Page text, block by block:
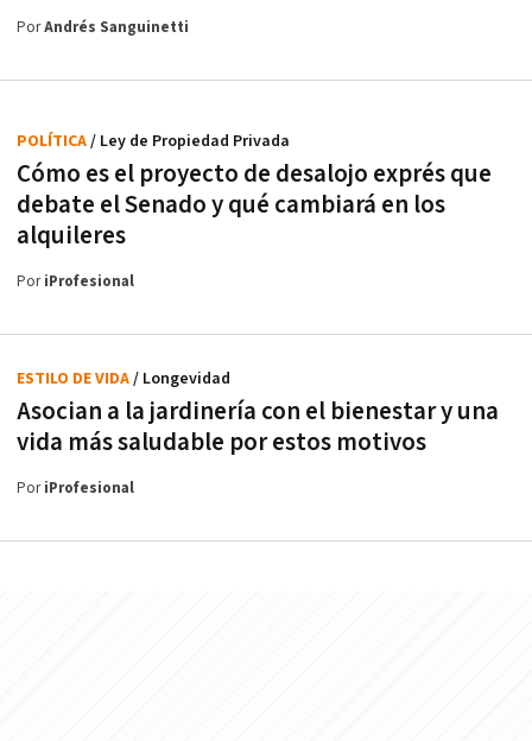
PorAndrés Sanguinetti
Cómo es el proyecto de desalojo exprés que
debate el Senado y qué cambiará en los
alquileres
POLÍTICA/ Ley de Propiedad Privada
PoriProfesional
Asocian a la jardinería con el bienestar y una
vida más saludable por estos motivos
ESTILO DE VIDA/ Longevidad
PoriProfesional